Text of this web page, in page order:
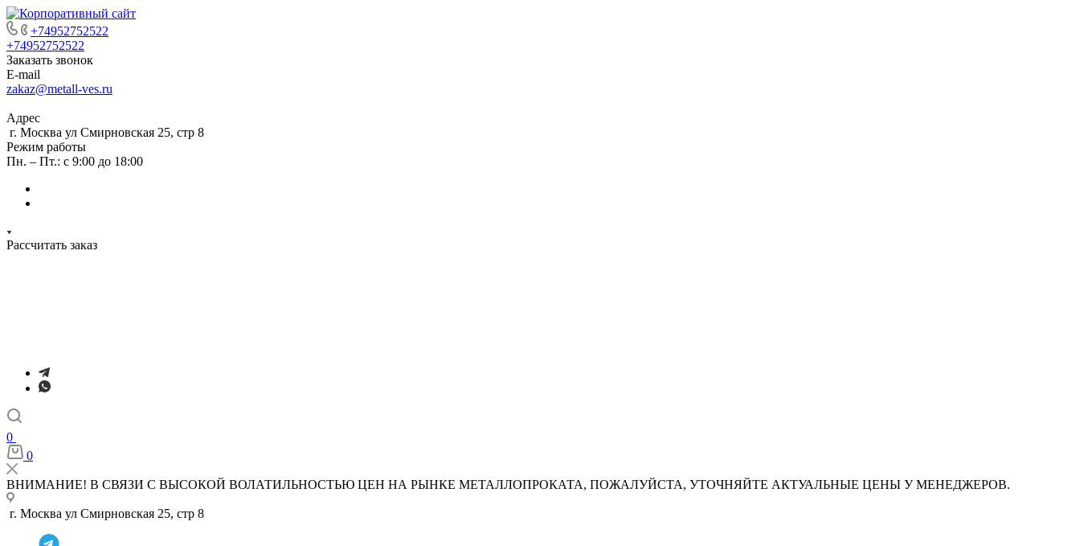
+74952752522
+74952752522
Заказать звонок
E-mail
zakaz@metall-ves.ru
Адрес
г. Москва ул Смирновская 25, стр 8
Режим работы
Пн. – Пт.: с 9:00 до 18:00
Рассчитать заказ
0
0
ВНИМАНИЕ! В СВЯЗИ С ВЫСОКОЙ ВОЛАТИЛЬНОСТЬЮ ЦЕН НА РЫНКЕ МЕТАЛЛОПРОКАТА, ПОЖАЛУЙСТА, УТОЧНЯЙТЕ АКТУАЛЬНЫЕ ЦЕНЫ У МЕНЕДЖЕРОВ.
г. Москва ул Смирновская 25, стр 8